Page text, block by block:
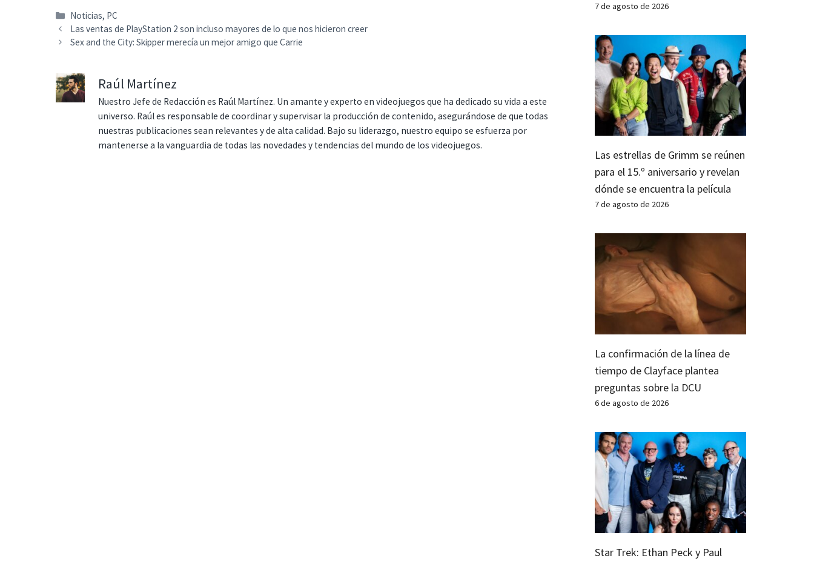
Categorías
Noticias, PC
Las ventas de PlayStation 2 son incluso mayores de lo que nos hicieron creer
Sex and the City: Skipper merecía un mejor amigo que Carrie
Raúl Martínez
Nuestro Jefe de Redacción es Raúl Martínez. Un amante y experto en videojuegos que ha dedicado su vida a este
universo. Raúl es responsable de coordinar y supervisar la producción de contenido, asegurándose de que todas
nuestras publicaciones sean relevantes y de alta calidad. Bajo su liderazgo, nuestro equipo se esfuerza por
mantenerse a la vanguardia de todas las novedades y tendencias del mundo de los videojuegos.
7 de agosto de 2026
Las estrellas de Grimm se reúnen
para el 15.º aniversario y revelan
dónde se encuentra la película
7 de agosto de 2026
La confirmación de la línea de
tiempo de Clayface plantea
preguntas sobre la DCU
6 de agosto de 2026
Star Trek: Ethan Peck y Paul